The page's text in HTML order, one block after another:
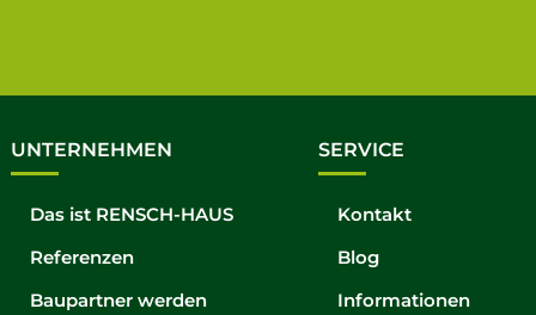
UNTERNEHMEN
Das ist RENSCH-HAUS
Referenzen
Baupartner werden
SERVICE
Kontakt
Blog
Informationen